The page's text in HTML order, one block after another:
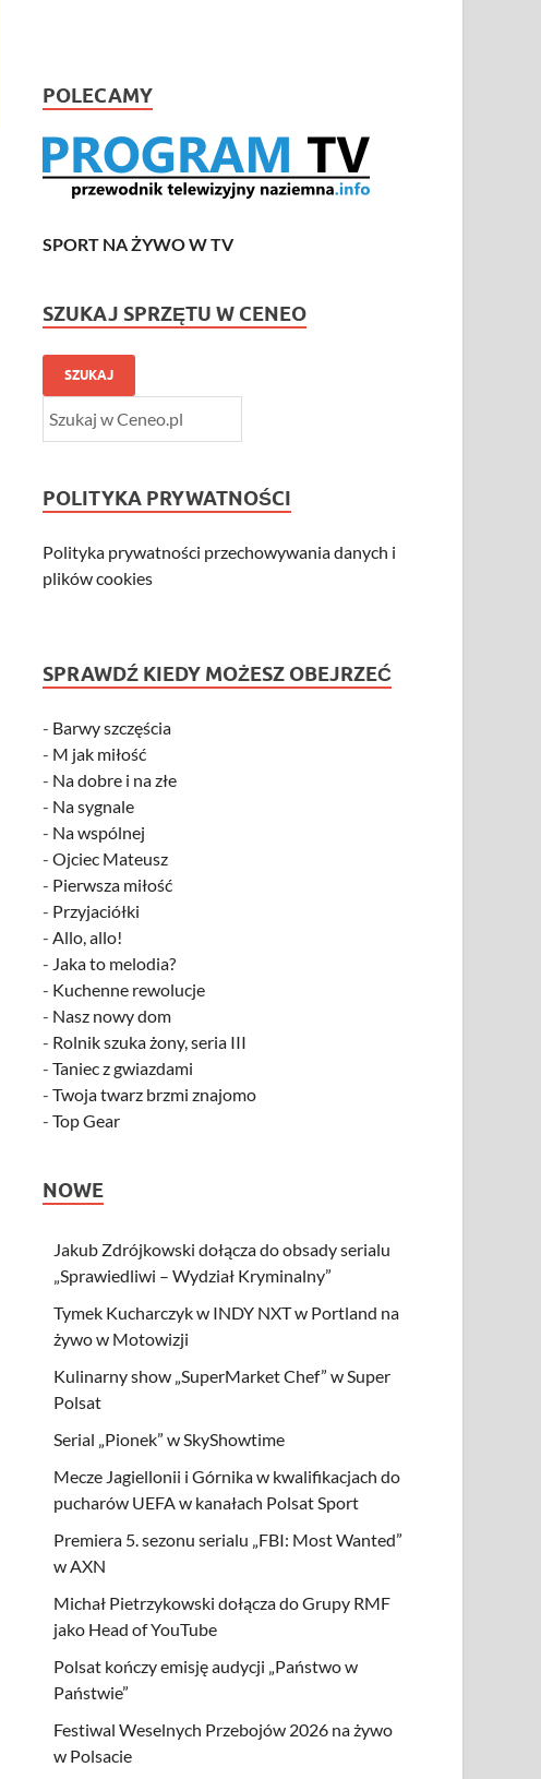
POLECAMY
SPORT NA ŻYWO W TV
SZUKAJ SPRZĘTU W CENEO
SZUKAJ
POLITYKA PRYWATNOŚCI
Polityka prywatności przechowywania danych i
plików cookies
SPRAWDŹ KIEDY MOŻESZ OBEJRZEĆ
- Barwy szczęścia
- M jak miłość
- Na dobre i na złe
- Na sygnale
- Na wspólnej
-Ojciec Mateusz
- Pierwsza miłość
- Przyjaciółki
-Allo, allo!
- Jaka to melodia?
- Kuchenne rewolucje
- Nasz nowy dom
- Rolnik szuka żony, seria III
-Taniec z gwiazdami
-Twoja twarz brzmi znajomo
-Top Gear
NOWE
Jakub Zdrójkowski dołącza do obsady serialu
„Sprawiedliwi – Wydział Kryminalny”
Tymek Kucharczyk w INDY NXT w Portland na
żywo w Motowizji
Kulinarny show „SuperMarket Chef” w Super
Polsat
Serial „Pionek” w SkyShowtime
Mecze Jagiellonii i Górnika w kwalifikacjach do
pucharów UEFA w kanałach Polsat Sport
Premiera 5. sezonu serialu „FBI: Most Wanted”
w AXN
Michał Pietrzykowski dołącza do Grupy RMF
jako Head of YouTube
Polsat kończy emisję audycji „Państwo w
Państwie”
Festiwal Weselnych Przebojów 2026 na żywo
w Polsacie